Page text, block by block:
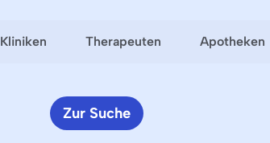
Kliniken Therapeuten Apotheken
Zur Suche